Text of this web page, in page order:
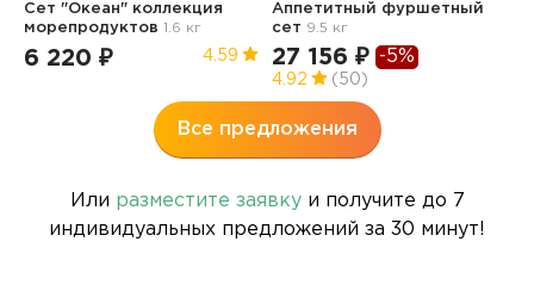
Сет "Океан" коллекция
морепродуктов1.6 кг
6 220 ₽ 4.59
Аппетитный фуршетный
сет 9.5 кг
27 156 ₽ -5%
4.92 (50)
Все предложения
Или разместите заявкуи получите до 7
индивидуальных предложений за 30 минут!